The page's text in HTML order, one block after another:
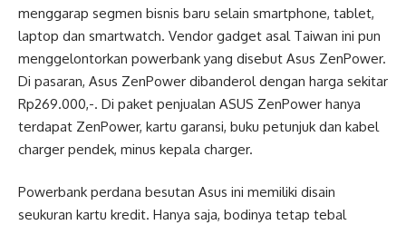
menggarap segmen bisnis baru selain smartphone, tablet,
laptop dan smartwatch. Vendor gadget asal Taiwan ini pun
menggelontorkan powerbank yang disebut Asus ZenPower.
Di pasaran, Asus ZenPower dibanderol dengan harga sekitar
Rp269.000,-. Di paket penjualan ASUS ZenPower hanya
terdapat ZenPower, kartu garansi, buku petunjuk dan kabel
charger pendek, minus kepala charger.
Powerbank perdana besutan Asus ini memiliki disain
seukuran kartu kredit. Hanya saja, bodinya tetap tebal